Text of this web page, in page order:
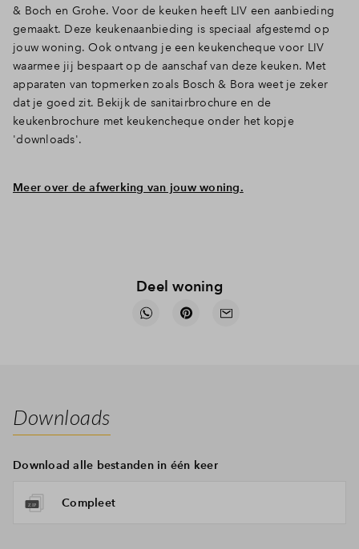
& Boch en Grohe. Voor de keuken heeft LIV een aanbieding
gemaakt. Deze keukenaanbieding is speciaal afgestemd op
jouw woning. Ook ontvang je een keukencheque voor LIV
waarmee jij bespaart op de aanschaf van deze keuken. Met
apparaten van topmerken zoals Bosch & Bora weet je zeker
dat je goed zit. Bekijk de sanitairbrochure en de
keukenbrochure met keukencheque onder het kopje
'downloads'.
Meer over de afwerking van jouw woning.
Deel woning
Downloads
Download alle bestanden in één keer
Compleet